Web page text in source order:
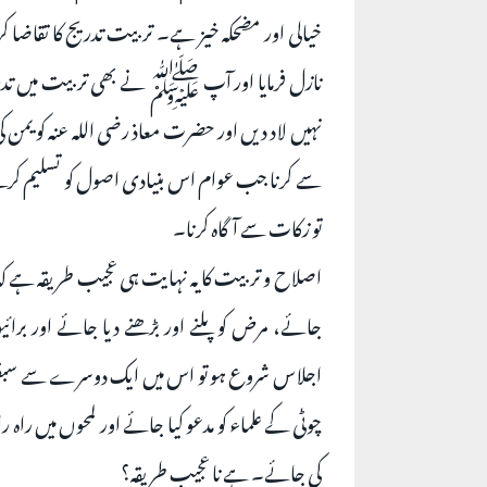
خیالی اور مضحکہ خیز ہے۔ تربیت تدریج کا
نازل فرمایا اور آپ ﷺ نے بھی تربیت میں
نہیں لاد دیں اور حضرت معاذ رضی اللہ عنہ کو یمن
سے کرنا جب عوام اس بنیادی اصول کو تسلیم
تو زکات سے آگاہ کرنا۔
اصلاح و تربیت کا یہ نہایت ہی عجیب طریقہ ہے
جائے، مرض کو پلنے اور بڑھنے دیا جائے اور
اجلاس شروع ہو تو اس میں ایک دوسرے سے
چوٹی کے علماء کو مدعو کیا جائے اور لمحوں
کی جائے۔ ہے نا عجیب طریقہ؟